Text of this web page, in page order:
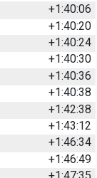
+1:40:06
+1:40:20
+1:40:24
+1:40:30
+1:40:36
+1:40:38
+1:42:38
+1:43:12
+1:46:34
+1:46:49